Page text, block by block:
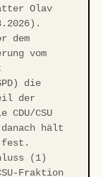
Olav
dem
vom
die
der
CSU
hält
fest.
(1)
Fraktion